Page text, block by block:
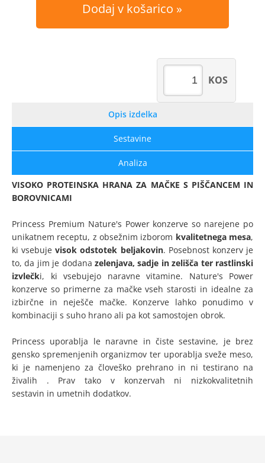
Dodaj v košarico
KOS
Opis izdelka
Sestavine
Analiza
VISOKO PROTEINSKA HRANA ZA MAČKE S PIŠČANCEM IN
BOROVNICAMI
Princess Premium Nature's Power konzerve so narejene po
unikatnem receptu, z obsežnim izborom kvalitetnega mesa,
ki vsebuje visok odstotek beljakovin. Posebnost konzerv je
to, da jim je dodana zelenjava, sadje in zelišča ter rastlinski
izvlečki, ki vsebujejo naravne vitamine. Nature's Power
konzerve so primerne za mačke vseh starosti in idealne za
izbirčne in neješče mačke. Konzerve lahko ponudimo v
kombinaciji s suho hrano ali pa kot samostojen obrok.
Princess uporablja le naravne in čiste sestavine, je brez
gensko spremenjenih organizmov ter uporablja sveže meso,
ki je namenjeno za človeško prehrano in ni testirano na
živalih . Prav tako v konzervah ni nizkokvalitetnih
sestavin in umetnih dodatkov.